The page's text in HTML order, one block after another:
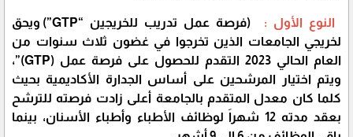
النوع الأول :
(فرصة عمل تدريب للخريجين “GTP”) ويحق
لخريجي الجامعات الذين تخرجوا في غضون ثلاث سنوات من
العام الحالي 2023 التقدم للحصول على فرصة عمل (GTP)”،
ويتم اختيار المرشحين على أساس الجدارة الأكاديمية بحيث
كلما كان معدل المتقدم بالجامعة أعلى زادت فرصته للترشح
بعقد مدته 12 شهراَ لوظائف الأطباء وأطباء الأسنان، بينما